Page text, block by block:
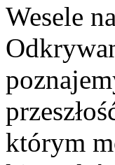
Wesele
którym